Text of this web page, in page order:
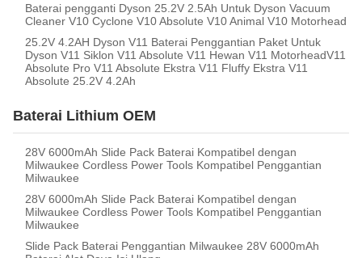
Baterai pengganti Dyson 25.2V 2.5Ah Untuk Dyson Vacuum
Cleaner V10 Cyclone V10 Absolute V10 Animal V10 Motorhead
25.2V 4.2AH Dyson V11 Baterai Penggantian Paket Untuk
Dyson V11 Siklon V11 Absolute V11 Hewan V11 MotorheadV11
Absolute Pro V11 Absolute Ekstra V11 Fluffy Ekstra V11
Absolute 25.2V 4.2Ah
Baterai Lithium OEM
28V 6000mAh Slide Pack Baterai Kompatibel dengan
Milwaukee Cordless Power Tools Kompatibel Penggantian
Milwaukee
28V 6000mAh Slide Pack Baterai Kompatibel dengan
Milwaukee Cordless Power Tools Kompatibel Penggantian
Milwaukee
Slide Pack Baterai Penggantian Milwaukee 28V 6000mAh